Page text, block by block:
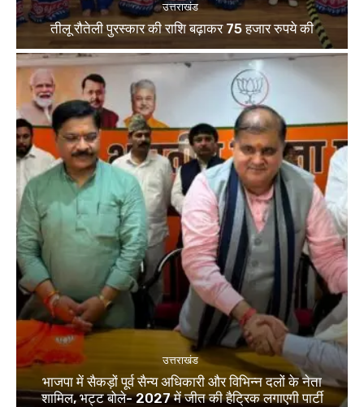
उत्तराखंड
तीलू रौतेली पुरस्कार की राशि बढ़ाकर 75 हजार रुपये की
उत्तराखंड
भाजपा में सैकड़ों पूर्व सैन्य अधिकारी और विभिन्न दलों के नेता
शामिल, भट्ट बोले- 2027 में जीत की हैट्रिक लगाएगी पार्टी